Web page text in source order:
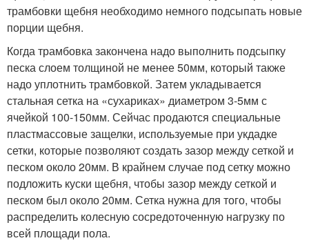
трамбовки щебня необходимо немного подсыпать новые
порции щебня.
Когда трамбовка закончена надо выполнить подсыпку
песка слоем толщиной не менее 50мм, который также
надо уплотнить трамбовкой. Затем укладывается
стальная сетка на «сухариках» диаметром 3-5мм с
ячейкой 100-150мм. Сейчас продаются специальные
пластмассовые защелки, используемые при укдадке
сетки, которые позволяют создать зазор между сеткой и
песком около 20мм. В крайнем случае под сетку можно
подложить куски щебня, чтобы зазор между сеткой и
песком был около 20мм. Сетка нужна для того, чтобы
распределить колесную сосредоточенную нагрузку по
всей площади пола.